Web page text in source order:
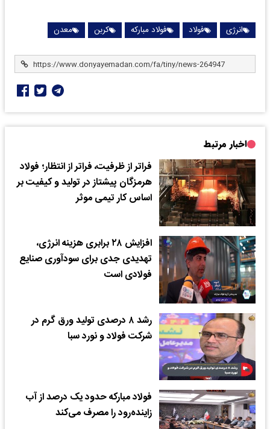
انرژی فولاد فولاد مبارکه کربن معدن
اخبار مرتبط
فراتر از ظرفیت، فراتر از انتظار؛ فولاد
هرمزگان پیشتاز در تولید و کیفیت بر
اساس کار تیمی موثر
افزایش ۲۸ برابری هزینه انرژی،
تهدیدی جدی برای سودآوری صنایع
فولادی است
رشد ۸ درصدی تولید ورق گرم در
شرکت فولاد و نورد سبا
فولاد مبارکه حدود یک درصد از آب
زاینده‌رود را مصرف می‌کند